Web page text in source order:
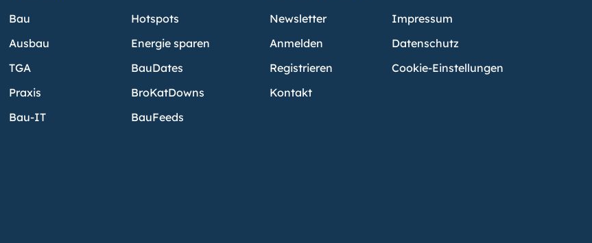
Bau
Ausbau
TGA
Praxis
Bau-IT
Hotspots
Energie sparen
BauDates
BroKatDowns
BauFeeds
Newsletter
Anmelden
Registrieren
Kontakt
Impressum
Datenschutz
Cookie-Einstellungen